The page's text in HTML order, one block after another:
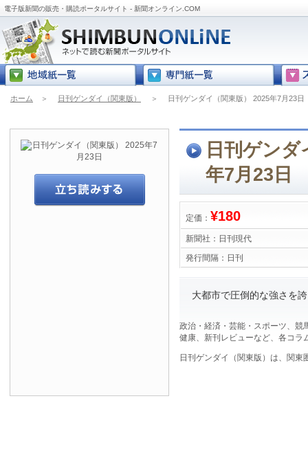
電子版新聞の販売・購読ポータルサイト - 新聞オンライン.COM
ホーム ＞ 日刊ゲンダイ（関東版） ＞ 日刊ゲンダイ（関東版） 2025年7月23日
日刊ゲン
年7月23日
定価： ¥180
新聞社： 日刊現代
発行間隔： 日刊
大都市で圧倒的な強さを
政治・経済・芸能・スポーツ、競
健康、新刊レビューなど、各コラ
日刊ゲンダイ（関東版）は、関